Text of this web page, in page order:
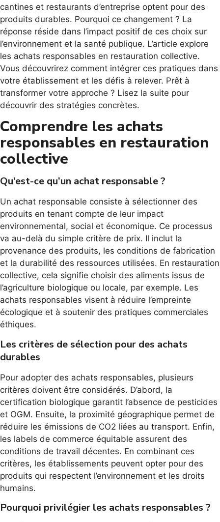
cantines et restaurants d’entreprise optent pour des
produits durables. Pourquoi ce changement ? La
réponse réside dans l’impact positif de ces choix sur
l’environnement et la santé publique. L’article explore
les achats responsables en restauration collective.
Vous découvrirez comment intégrer ces pratiques dans
votre établissement et les défis à relever. Prêt à
transformer votre approche ? Lisez la suite pour
découvrir des stratégies concrètes.
Comprendre les achats
responsables en restauration
collective
Qu’est-ce qu’un achat responsable ?
Un achat responsable consiste à sélectionner des
produits en tenant compte de leur impact
environnemental, social et économique. Ce processus
va au-delà du simple critère de prix. Il inclut la
provenance des produits, les conditions de fabrication
et la durabilité des ressources utilisées. En restauration
collective, cela signifie choisir des aliments issus de
l’agriculture biologique ou locale, par exemple. Les
achats responsables visent à réduire l’empreinte
écologique et à soutenir des pratiques commerciales
éthiques.
Les critères de sélection pour des achats
durables
Pour adopter des achats responsables, plusieurs
critères doivent être considérés. D’abord, la
certification biologique garantit l’absence de pesticides
et OGM. Ensuite, la proximité géographique permet de
réduire les émissions de CO2 liées au transport. Enfin,
les labels de commerce équitable assurent des
conditions de travail décentes. En combinant ces
critères, les établissements peuvent opter pour des
produits qui respectent l’environnement et les droits
humains.
Pourquoi privilégier les achats responsables ?